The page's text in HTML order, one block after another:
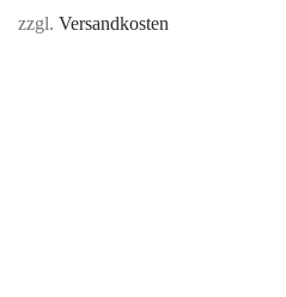
zzgl. Versandkosten